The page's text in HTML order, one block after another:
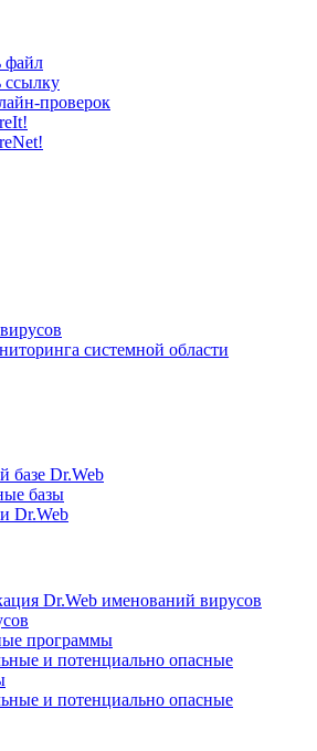
файл
ссылку
проверок
системной области
базе Dr.Web
базы
Dr.Web
Dr.Web именований вирусов
программы
и потенциально опасные
и потенциально опасные